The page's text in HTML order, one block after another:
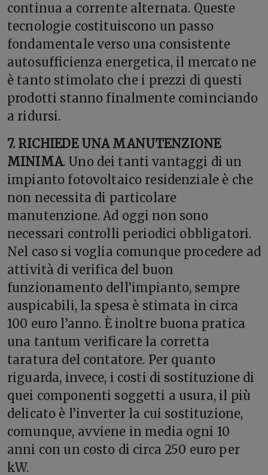
continua a corrente alternata. Queste
tecnologie costituiscono un passo
fondamentale verso una consistente
autosufficienza energetica, il mercato ne
è tanto stimolato che i prezzi di questi
prodotti stanno finalmente cominciando
a ridursi.
7. RICHIEDE UNA MANUTENZIONE
MINIMA. Uno dei tanti vantaggi di un
impianto fotovoltaico residenziale è che
non necessita di particolare
manutenzione. Ad oggi non sono
necessari controlli periodici obbligatori.
Nel caso si voglia comunque procedere ad
attività di verifica del buon
funzionamento dell’impianto, sempre
auspicabili, la spesa è stimata in circa
100 euro l’anno. È inoltre buona pratica
una tantum verificare la corretta
taratura del contatore. Per quanto
riguarda, invece, i costi di sostituzione di
quei componenti soggetti a usura, il più
delicato è l’inverter la cui sostituzione,
comunque, avviene in media ogni 10
anni con un costo di circa 250 euro per
kW.